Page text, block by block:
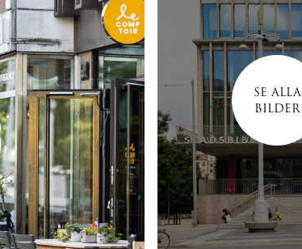
SE ALLA
BILDER